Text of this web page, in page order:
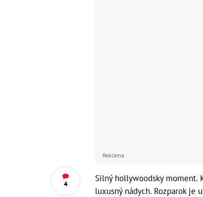
4
Reklama
Silný hollywoodsky moment.
luxusný nádych. Rozparok je